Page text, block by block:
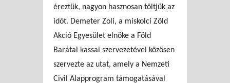
éreztük, nagyon hasznosan ­töltjük az
idõt. Demeter Zoli, a miskolci Zöld
Akció Egyesület elnöke a Föld
Barátai kassai szervezetével közösen
szervezte az utat, amely a Nemzeti
Civil Alapprogram támogatásával